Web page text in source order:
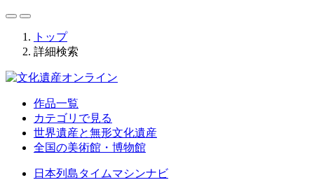
トップ
詳細検索
作品一覧
カテゴリで見る
世界遺産と無形文化遺産
全国の美術館・博物館
日本列島タイムマシンナビ